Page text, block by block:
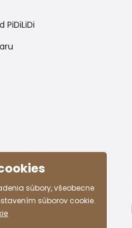
PiDiLiDi
súbory, všeobecne
súborov cookie.